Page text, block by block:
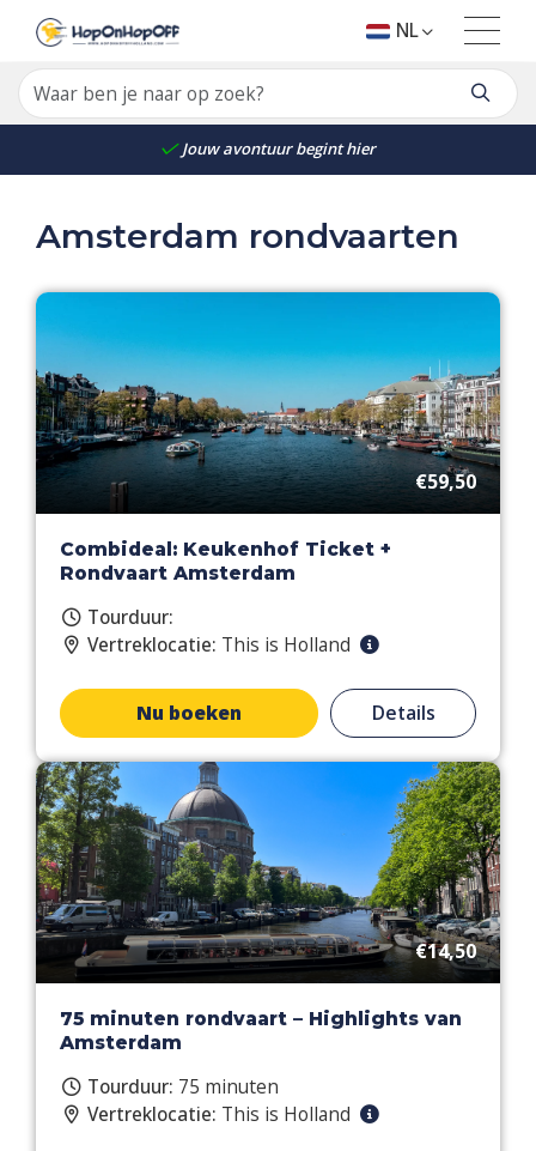
Jouw avontuur begint hier
NL
Amsterdam rondvaarten
€59,50
Combideal: Keukenhof Ticket +
Rondvaart Amsterdam
Tourduur:
Vertreklocatie: This is Holland
Nu boeken Details
€14,50
75 minuten rondvaart – Highlights van
Amsterdam
Tourduur: 75 minuten
Vertreklocatie: This is Holland